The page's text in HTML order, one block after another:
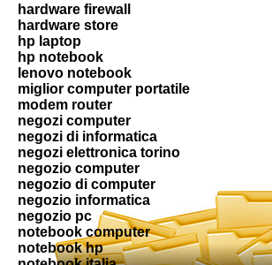
hardware firewall
hardware store
hp laptop
hp notebook
lenovo notebook
miglior computer portatile
modem router
negozi computer
negozi di informatica
negozi elettronica torino
negozio computer
negozio di computer
negozio informatica
negozio pc
notebook computer
notebook hp